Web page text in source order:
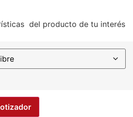
del producto de tu interés